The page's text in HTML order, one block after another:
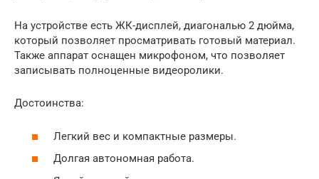
На устройстве есть ЖК-дисплей, диагональю 2 дюйма,
который позволяет просматривать готовый материал.
Также аппарат оснащен микрофоном, что позволяет
записывать полноценные видеоролики.
Достоинства:
Легкий вес и компактные размеры.
Долгая автономная работа.